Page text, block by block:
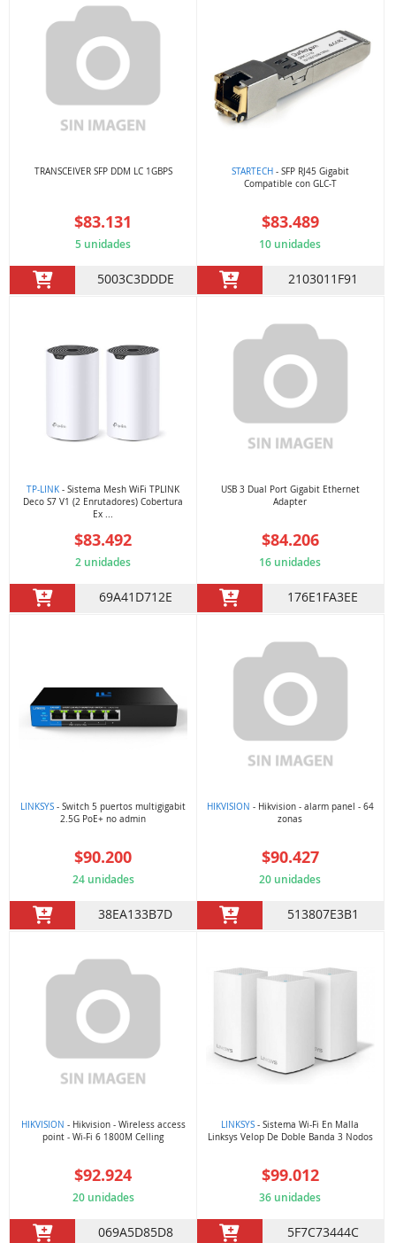
TRANSCEIVER SFP DDM LC 1GBPS
$83.131
5 unidades
5003C3DDDE
STARTECH- SFP RJ45 Gigabit
Compatible con GLC-T
$83.489
10 unidades
2103011F91
TP-LINK - Sistema Mesh WiFi TPLINK
Deco S7 V1 (2 Enrutadores) Cobertura
Ex ...
$83.492
2 unidades
69A41D712E
USB 3 Dual Port Gigabit Ethernet
Adapter
$84.206
16 unidades
176E1FA3EE
LINKSYS - Switch 5 puertos multigigabit
2.5G PoE+ no admin
$90.200
24 unidades
38EA133B7D
HIKVISION - Hikvision - alarm panel - 64
zonas
$90.427
20 unidades
513807E3B1
HIKVISION - Hikvision - Wireless access
point - Wi-Fi 6 1800M Celling
$92.924
20 unidades
069A5D85D8
LINKSYS - Sistema Wi-Fi En Malla
Linksys Velop De Doble Banda 3 Nodos
$99.012
36 unidades
5F7C73444C